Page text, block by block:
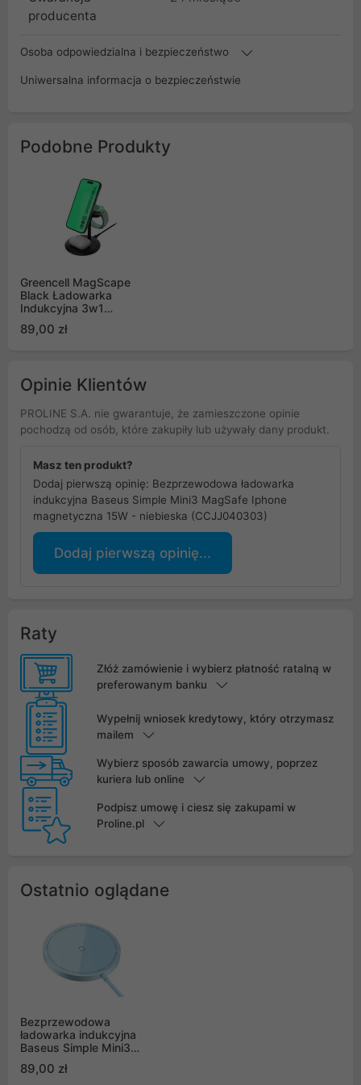
producenta
Osoba odpowiedzialna i bezpieczeństwo
Uniwersalna informacja o bezpieczeństwie
Podobne Produkty
Greencell MagScape
Black Ładowarka
Indukcyjna 3w1
MagSafe do iPhone,
Apple Watch, AirPods,
89,00 zł
Opinie Klientów
PROLINE S.A. nie gwarantuje, że zamieszczone opinie
pochodzą od osób, które zakupiły lub używały dany produkt.
Masz ten produkt?
Dodaj pierwszą opinię: Bezprzewodowa ładowarka
indukcyjna Baseus Simple Mini3 MagSafe Iphone
magnetyczna 15W - niebieska (CCJJ040303)
Dodaj pierwszą opinię...
Raty
Złóż zamówienie i wybierz płatność ratalną w
preferowanym banku
Wypełnij wniosek kredytowy, który otrzymasz
mailem
Wybierz sposób zawarcia umowy, poprzez
kuriera lub online
Podpisz umowę i ciesz się zakupami w
Proline.pl
Ostatnio oglądane
Bezprzewodowa
ładowarka indukcyjna
Baseus Simple Mini3
magnetyczna 15W -
89,00 zł